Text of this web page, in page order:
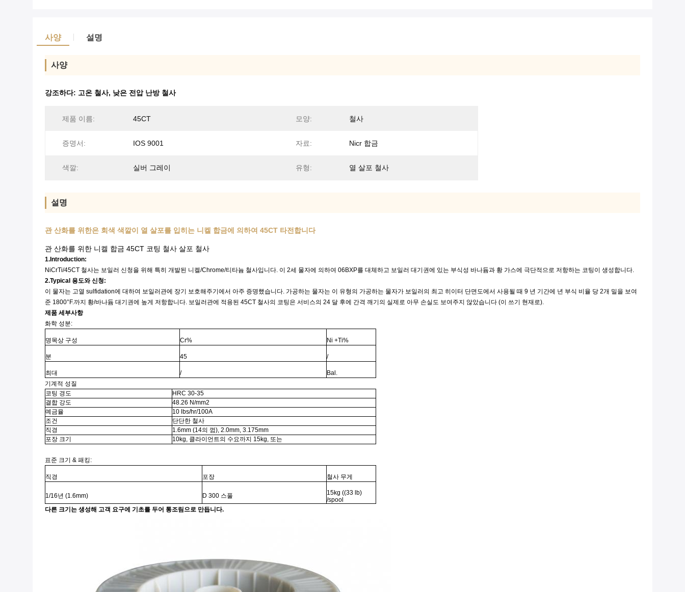
사양 설명
사양
강조하다: 고온 철사, 낮은 전압 난방 철사
제품 이름: 45CT 모양: 철사
증명서: IOS 9001 자료: Nicr 합금
색깔: 실버 그레이 유형: 열 살포 철사
설명
관 산화를 위한은 회색 색깔이 열 살포를 입히는 니켈 합금에 의하여 45CT 타전합니다
관 산화를 위한 니켈 합금 45CT 코팅 철사 살포 철사
1.Introduction:
NiCrTi/45CT 철사는 보일러 신청을 위해 특히 개발된 니켈/Chrome/티타늄 철사입니다. 이 2세 물자에 의하여 06BXP를 대체하고 보일러 대기권에 있는 부식성 바나듐과 황 가스에 극단적으로 저항하는 코팅이 생성합니다.
2.Typical 용도와 신청:
이 물자는 고열 sulfidation에 대하여 보일러관에 장기 보호해주기에서 아주 증명했습니다. 가공하는 물자는 이 유형의 가공하는 물자가 보일러의 최고 히이터 단면도에서 사용될 때 9 년 기간에 년 부식 비율 당 2개 밀을 보여
준 1800°F.까지 황/바나듐 대기권에 높게 저항합니다. 보일러관에 적용된 45CT 철사의 코팅은 서비스의 24 달 후에 간격 깨기의 실제로 아무 손실도 보여주지 않았습니다 (이 쓰기 현재로).
제품 세부사항
화학 성분:
명목상 구성 Cr% Ni +Ti%
분 45 /
최대 /
Bal.
기계적 성질
코팅 경도
HRC 30-35
결합 강도
48.26 N/mm2
예금율
10 lbs/hr/100A
조건
단단한 철사
직경
1.6mm (14의 껌), 2.0mm, 3.175mm
포장 크기
10kg, 클라이언트의 수요까지 15kg, 또는
표준 크기 & 패킹:
직경 포장 철사 무게
1/16년 (1.6mm) D 300 스풀
15kg ((33 lb)
/spool
다른 크기는 생성해 고객 요구에 기초를 두어 통조림으로 만듭니다.